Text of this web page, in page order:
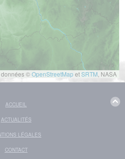
données ©OpenStreetMapetSRTM , NASA
ACCUEIL
ACTUALITÉS
LÉGALES
CONTACT